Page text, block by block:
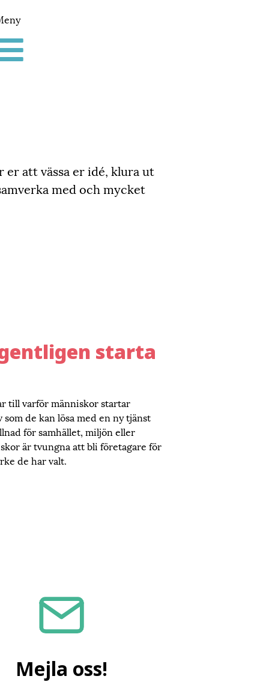
att vässa er idé, klura ut
med och mycket
starta
till varför människor startar
de kan lösa med en ny tjänst
för samhället, miljön eller
är tvungna att bli företagare för
de har valt.
Mejla oss!